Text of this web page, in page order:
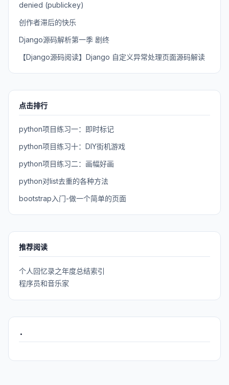
denied (publickey)
创作者滞后的快乐
Django源码解析第一季 剧终
【Django源码阅读】Django 自定义异常处理页面源码解读
点击排行
python项目练习一：即时标记
python项目练习十：DIY街机游戏
python项目练习二：画幅好画
python对list去重的各种方法
bootstrap入门-做一个简单的页面
推荐阅读
个人回忆录之年度总结索引
程序员和音乐家
.